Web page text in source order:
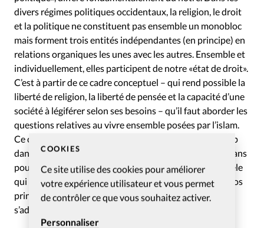
COOKIES
Ce site utilise des cookies pour améliorer
votre expérience utilisateur et vous permet
de contrôler ce que vous souhaitez activer.
Personnaliser
divers régimes politiques occidentaux, la religion, le droit
et la politique ne constituent pas ensemble un monobloc
mais forment trois entités indépendantes (en principe) en
relations organiques les unes avec les autres. Ensemble et
individuellement, elles participent de notre «état de droit».
C’est à partir de ce cadre conceptuel – qui rend possible la
liberté de religion, la liberté de pensée et la capacité d’une
société à légiférer selon ses besoins – qu’il faut aborder les
questions relatives au vivre ensemble posées par l’islam.
Ce cadre de pensée devrait permettre d’établir le champ
dans lequel les musulmans peuvent pratiquer leur foi sans
pour autant entraîner l’émergence d’une société parallèle
qui obéirait à d’autres lois contredisant frontalement nos
principes. En d’autres termes, c’est aux musulmans de
s’adapter à notre cadre conceptuel et non l’inverse.